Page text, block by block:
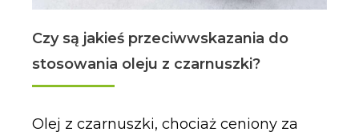
Czy są jakieś przeciwwskazania do
stosowania oleju z czarnuszki?
Olej z czarnuszki, chociaż ceniony za